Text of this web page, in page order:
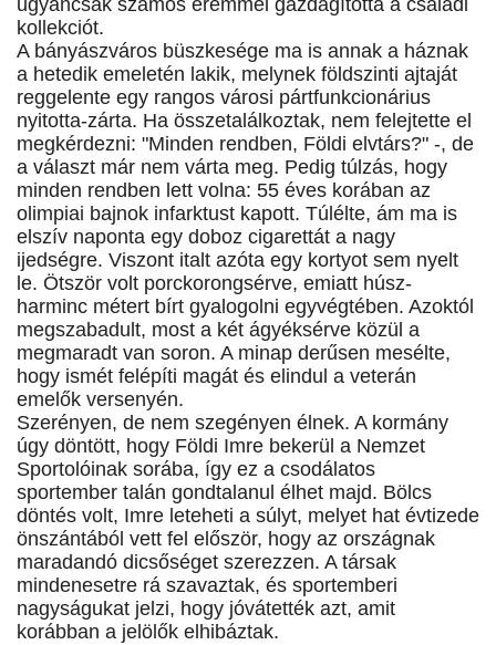
ugyancsak számos éremmel gazdagította a családi
kollekciót.
A bányászváros büszkesége ma is annak a háznak
a hetedik emeletén lakik, melynek földszinti ajtaját
reggelente egy rangos városi pártfunkcionárius
nyitotta-zárta. Ha összetalálkoztak, nem felejtette el
megkérdezni: "Minden rendben, Földi elvtárs?" -, de
a választ már nem várta meg. Pedig túlzás, hogy
minden rendben lett volna: 55 éves korában az
olimpiai bajnok infarktust kapott. Túlélte, ám ma is
elszív naponta egy doboz cigarettát a nagy
ijedségre. Viszont italt azóta egy kortyot sem nyelt
le. Ötször volt porckorongsérve, emiatt húsz-
harminc métert bírt gyalogolni egyvégtében. Azoktól
megszabadult, most a két ágyéksérve közül a
megmaradt van soron. A minap derűsen mesélte,
hogy ismét felépíti magát és elindul a veterán
emelők versenyén.
Szerényen, de nem szegényen élnek. A kormány
úgy döntött, hogy Földi Imre bekerül a Nemzet
Sportolóinak sorába, így ez a csodálatos
sportember talán gondtalanul élhet majd. Bölcs
döntés volt, Imre leteheti a súlyt, melyet hat évtizede
önszántából vett fel először, hogy az országnak
maradandó dicsőséget szerezzen. A társak
mindenesetre rá szavaztak, és sportemberi
nagyságukat jelzi, hogy jóvátették azt, amit
korábban a jelölők elhibáztak.